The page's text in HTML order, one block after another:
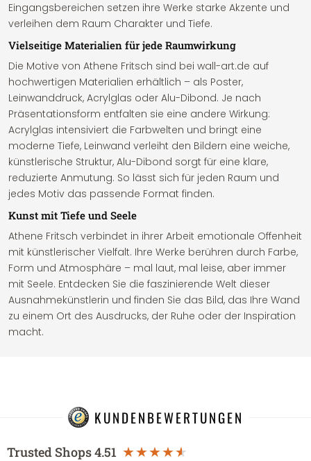
Eingangsbereichen setzen ihre Werke starke Akzente und
verleihen dem Raum Charakter und Tiefe.
Vielseitige Materialien für jede Raumwirkung
Die Motive von Athene Fritsch sind bei wall-art.de auf
hochwertigen Materialien erhältlich – als Poster,
Leinwanddruck, Acrylglas oder Alu-Dibond. Je nach
Präsentationsform entfalten sie eine andere Wirkung:
Acrylglas intensiviert die Farbwelten und bringt eine
moderne Tiefe, Leinwand verleiht den Bildern eine weiche,
künstlerische Struktur, Alu-Dibond sorgt für eine klare,
reduzierte Anmutung. So lässt sich für jeden Raum und
jedes Motiv das passende Format finden.
Kunst mit Tiefe und Seele
Athene Fritsch verbindet in ihrer Arbeit emotionale Offenheit
mit künstlerischer Vielfalt. Ihre Werke berühren durch Farbe,
Form und Atmosphäre – mal laut, mal leise, aber immer
mit Seele. Entdecken Sie die faszinierende Welt dieser
Ausnahmekünstlerin und finden Sie das Bild, das Ihre Wand
zu einem Ort des Ausdrucks, der Ruhe oder der Inspiration
macht.
KUNDENBEWERTUNGEN
Trusted Shops4.51